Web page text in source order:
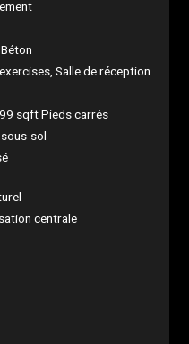
Salle de réception
sqft Pieds carrés
sol
centrale